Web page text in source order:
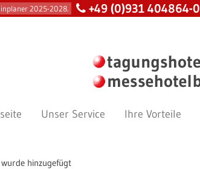
2025-2028. +49 (0)931 404864-0
Unser Service Ihre Vorteile
hinzugefügt